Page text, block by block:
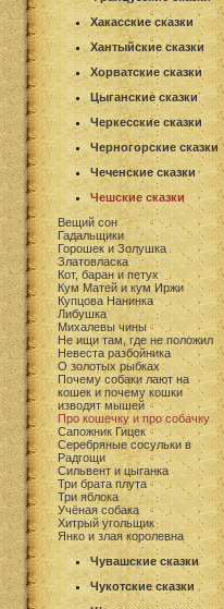
Хакасские сказки
Хантыйские сказки
Хорватские сказки
Цыганские сказки
Черкесские сказки
Черногорские сказки
Чеченские сказки
Чешские сказки
Вещий сон
Гадальщики
Горошек и Золушка
Златовласка
Кот, баран и петух
Кум Матей и кум Иржи
Купцова Нанинка
Либушка
Михалевы чины
Не ищи там, где не положил
Невеста разбойника
О золотых рыбках
Почему собаки лают на
кошек и почему кошки
изводят мышей
Про кошечку и про собачку
Сапожник Гицек
Серебряные сосульки в
Радгощи
Сильвент и цыганка
Три брата плута
Три яблока
Учёная собака
Хитрый угольщик
Янко и злая королевна
Чувашские сказки
Чукотские сказки